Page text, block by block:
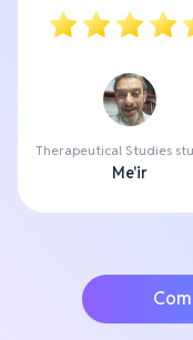
Therapeutical Studies
Me'ir